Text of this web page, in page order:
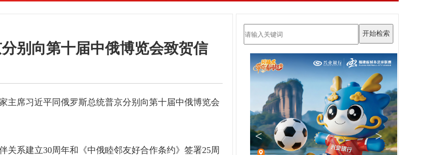
别向第十届中俄博览会致贺信
主席习近平同俄罗斯总统普京分别向第十届中俄博览会
关系建立30周年和《中俄睦邻友好合作条约》签署25周